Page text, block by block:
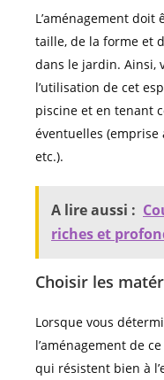
L’aménagement
taille, de la forme et
dans le jardin. Ainsi,
l’utilisation de cet
piscine et en tenant
éventuelles (emprise
etc.).
A lire aussi :
riches et
Choisir les
Lorsque vous
l’aménagement de
qui résistent bien à